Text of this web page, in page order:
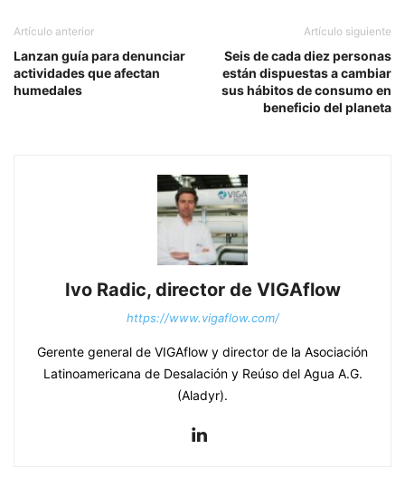
Artículo anterior
Lanzan guía para denunciar
actividades que afectan
humedales
Artículo siguiente
Seis de cada diez personas
están dispuestas a cambiar
sus hábitos de consumo en
beneficio del planeta
Ivo Radic, director de VIGAflow
https://www.vigaflow.com/
Gerente general de VIGAflow y director de la Asociación
Latinoamericana de Desalación y Reúso del Agua A.G.
(Aladyr).